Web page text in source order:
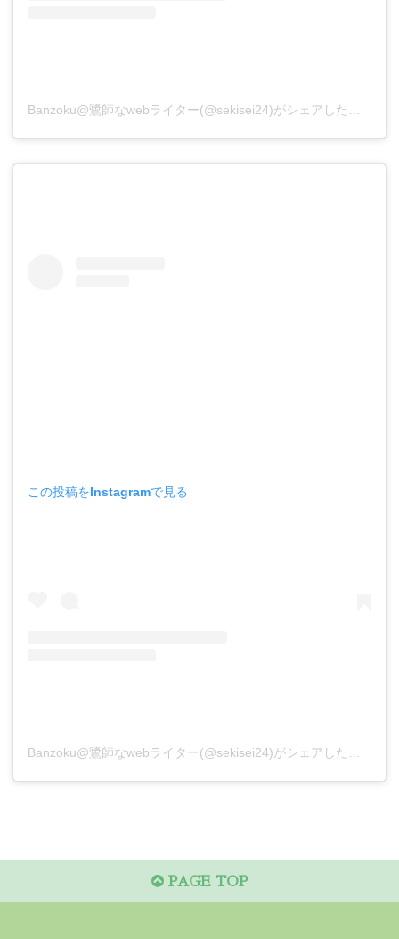
この投稿をInstagramで見る
PAGE TOP